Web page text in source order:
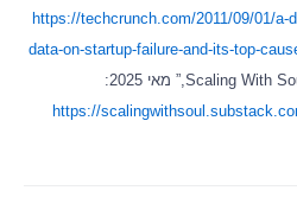
https://techcrunch.com/2011/09/01/a-
data-on-startup-failure-and-its-top-
https://